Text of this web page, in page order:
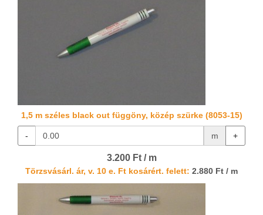
1,5 m széles black out függöny, közép szürke (8053-15)
- m +
3.200 Ft / m
Törzsvásárl. ár, v. 10 e. Ft kosárért. felett: 2.880 Ft / m